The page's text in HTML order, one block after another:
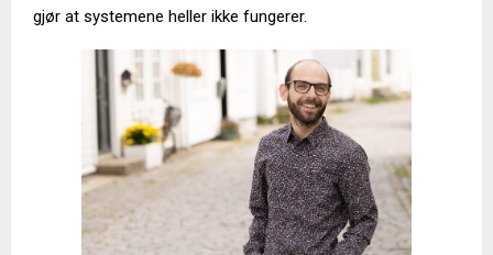
gjør at systemene heller ikke fungerer.